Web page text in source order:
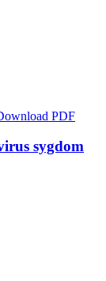
PDF
sygdom